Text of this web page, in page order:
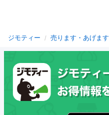
ジモティー 売ります・あげます